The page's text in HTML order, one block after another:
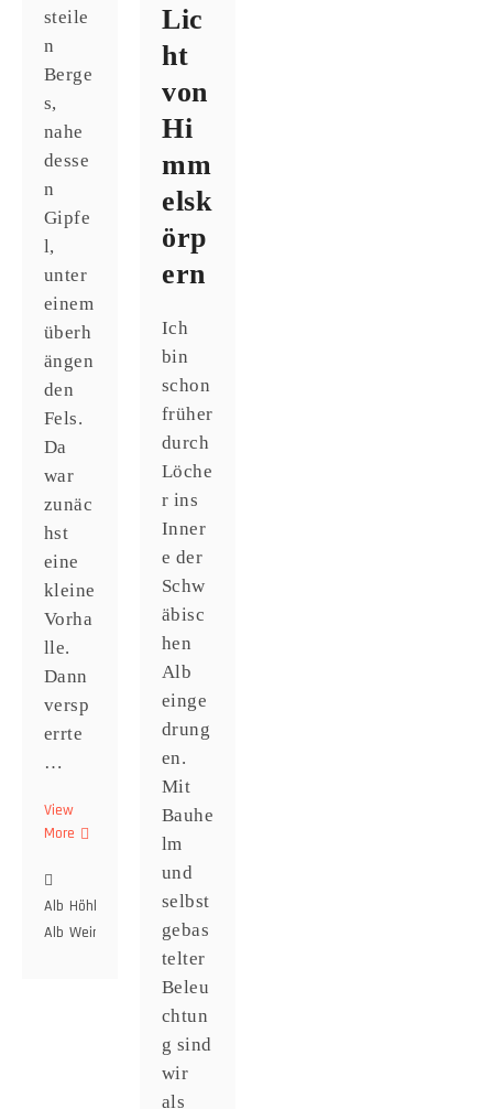
steile
n
Berge
s,
nahe
desse
n
Gipfe
l,
unter
einem
überh
ängen
den
Fels.
Da
war
zunäc
hst
eine
kleine
Vorha
lle.
Dann
versp
errte
…
View
More Die
Alb Höhle Höhlenfotografie
Alb Weinland
Lic
ht
von
Hi
mm
elsk
örp
ern
Ich
bin
schon
früher
durch
Löche
r ins
Inner
e der
Schw
äbisc
hen
Alb
einge
drung
en.
Mit
Bauhe
lm
und
selbst
gebas
telter
Beleu
chtun
g sind
wir
als